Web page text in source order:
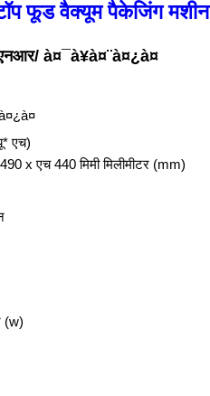
फूड वैक्यूम पैकेजिंग मशीन
/ à¤¯à¥à¤¨à¤¿à¤
एच)
x एच 440 मिमी मिलीमीटर (mm)
(w)